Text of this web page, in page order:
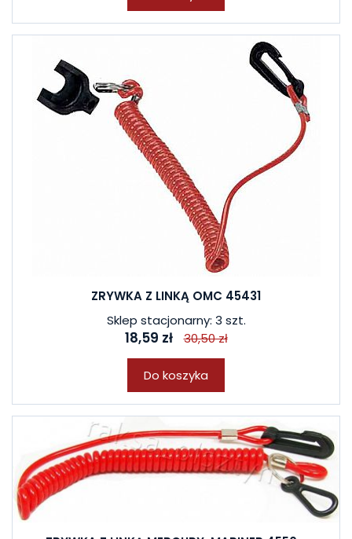
ZRYWKA Z LINKĄ OMC 45431
Sklep stacjonarny: 3 szt.
18,59 zł 30,50 zł
Do koszyka